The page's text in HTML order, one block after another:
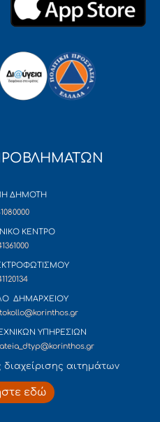
ΔΗΜΟΤΗ
ΚΕΝΤΡΟ
ΔΗΜΑΡΧΕΙΟΥ
ΥΠΗΡΕΣΙΩΝ
αιτημάτων
εδώ